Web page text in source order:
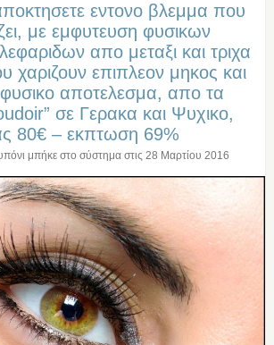
εντονο βλεμμα που
με εμφυτευση φυσικων
απο μεταξι και τριχα
χαριζουν επιπλεον μηκος και
αποτελεσμα, απο τα
σε Γερακα και Ψυχικο,
80€ – εκπτωση 69%
μπήκε στο σύστημα στις 28 Μαρτίου 2016